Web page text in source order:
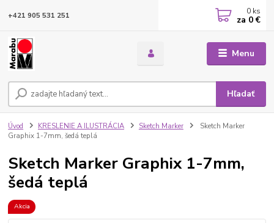
Menu
Hľadať
+421 905 531 251 0 ks
za 0 €
Úvod KRESLENIE A ILUSTRÁCIA Sketch Marker
Sketch Marker
Graphix 1-7mm, šedá teplá
Sketch Marker Graphix 1-7mm,
šedá teplá
Akcia